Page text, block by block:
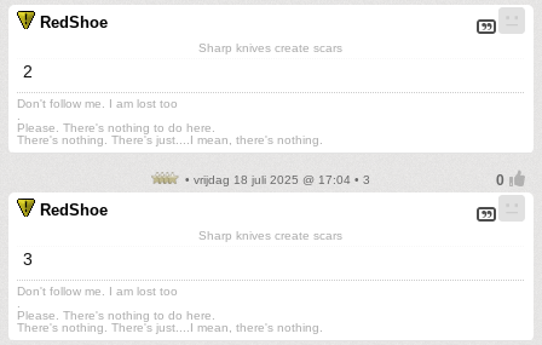
RedShoe
Sharp knives create scars
2
Don't follow me. I am lost too
Please. There's nothing to do here.
There's nothing. There's just....I mean, there's nothing.
• vrijdag 18 juli 2025 @ 17:04 • 3
RedShoe
Sharp knives create scars
3
Don't follow me. I am lost too
Please. There's nothing to do here.
There's nothing. There's just....I mean, there's nothing.